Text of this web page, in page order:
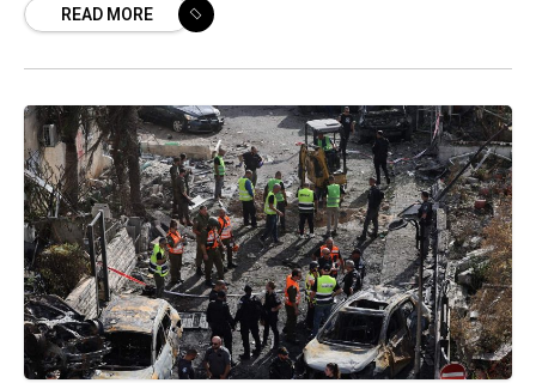
Benjamin Netanyahu, într-un interviu acordat
READ MORE